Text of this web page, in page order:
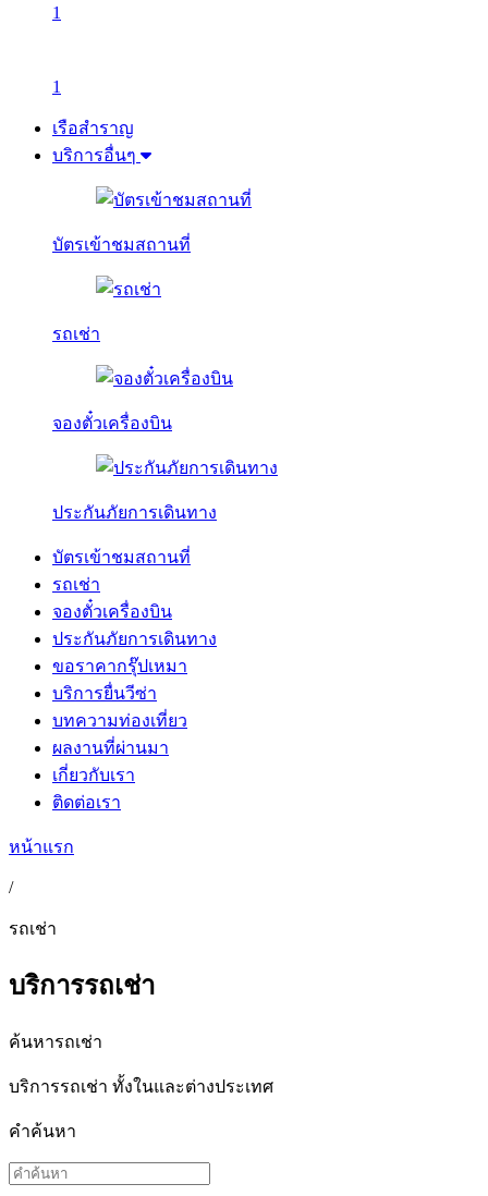
1
1
เรือสำราญ
บริการอื่นๆ
บัตรเข้าชมสถานที่
รถเช่า
จองตั๋วเครื่องบิน
ประกันภัยการเดินทาง
บัตรเข้าชมสถานที่
รถเช่า
จองตั๋วเครื่องบิน
ประกันภัยการเดินทาง
ขอราคากรุ๊ปเหมา
บริการยื่นวีซ่า
บทความท่องเที่ยว
ผลงานที่ผ่านมา
เกี่ยวกับเรา
ติดต่อเรา
หน้าแรก
/
รถเช่า
บริการรถเช่า
ค้นหารถเช่า
บริการรถเช่า ทั้งในและต่างประเทศ
คำค้นหา